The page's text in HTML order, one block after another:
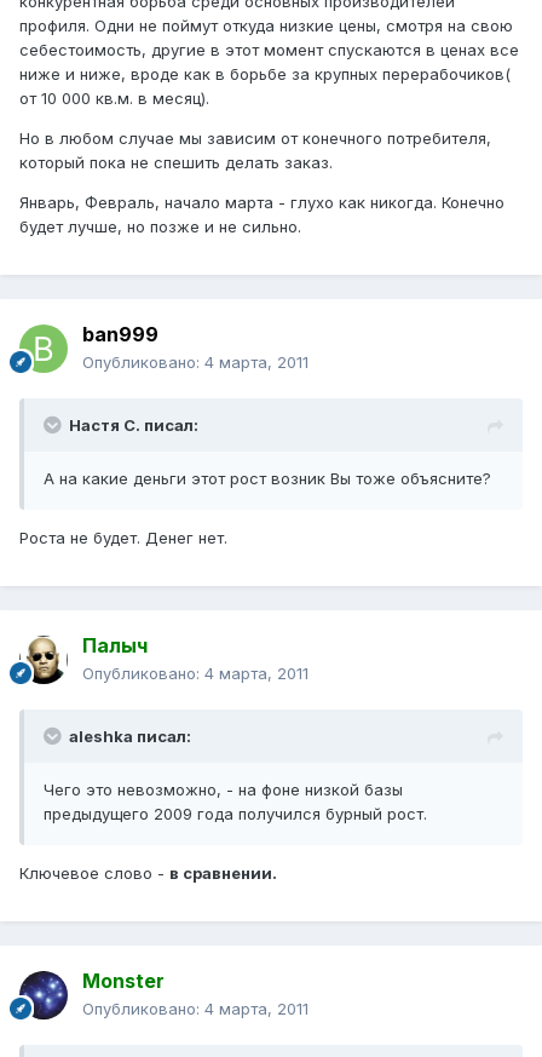
профиля. Одни не поймут откуда низкие цены, смотря на свою
себестоимость, другие в этот момент спускаются в ценах все
ниже и ниже, вроде как в борьбе за крупных перерабочиков(
от 10 000 кв.м. в месяц).
Но в любом случае мы зависим от конечного потребителя,
который пока не спешить делать заказ.
Январь, Февраль, начало марта - глухо как никогда. Конечно
будет лучше, но позже и не сильно.
ban999
Опубликовано: 4 марта, 2011
Настя С. писал:
А на какие деньги этот рост возник Вы тоже объясните?
Роста не будет. Денег нет.
Палыч
Опубликовано: 4 марта, 2011
aleshka писал:
Чего это невозможно, - на фоне низкой базы
предыдущего 2009 года получился бурный рост.
Ключевое слово - в сравнении.
Monster
Опубликовано: 4 марта, 2011